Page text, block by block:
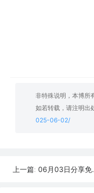
非特殊说明，本博所
如若转载，请注明出
025-06-02/
上一篇: 06月03日分享免费节点数量48个,地区有台湾|美国|俄罗斯|菲律宾|芬兰,2025年SSR|V2ray|Shadowrocket|Clash订阅链接